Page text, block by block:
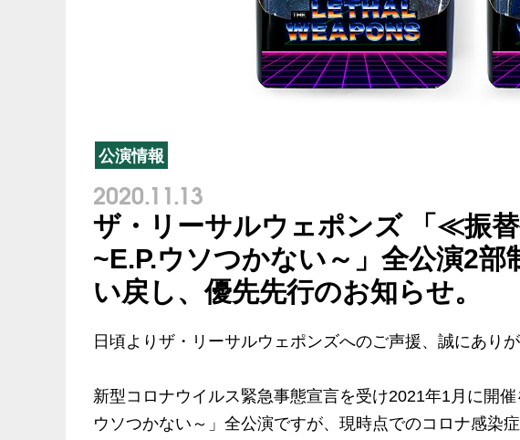
公演情報
2020.11.13
ザ・リーサルウェポンズ 「≪振
~E.P.ウソつかない～」全公演2
い戻し、優先先行のお知らせ。
日頃よりザ・リーサルウェポンズへのご声援、誠にありが
新型コロナウイルス緊急事態宣言を受け2021年1月に開
ウソつかない～」全公演ですが、現時点でのコロナ感染